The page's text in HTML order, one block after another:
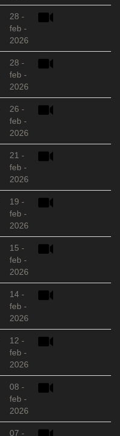
28 -
feb -
2026
28 -
feb -
2026
26 -
feb -
2026
21 -
feb -
2026
19 -
feb -
2026
15 -
feb -
2026
14 -
feb -
2026
12 -
feb -
2026
08 -
feb -
2026
07 -